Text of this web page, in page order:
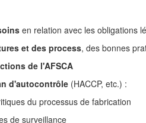
en relation avec les obligations
et des process, des bonnes
de l'AFSCA
d'autocontrôle (HACCP, etc.) :
du processus de fabrication
de surveillance